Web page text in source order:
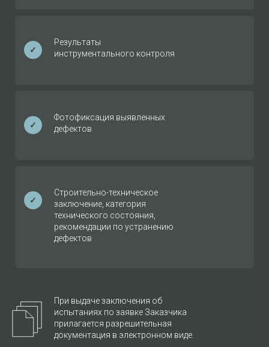
✓
✓
✓
Фотофиксация выявленных
дефектов
Результаты
инструментального контроля
Строительно-техническое
заключение, категория
технического состояния,
рекомендации по устранению
дефектов
При выдаче заключения об
испытаниях по заявке Заказчика
прилагается разрешительная
документация в электронном виде.